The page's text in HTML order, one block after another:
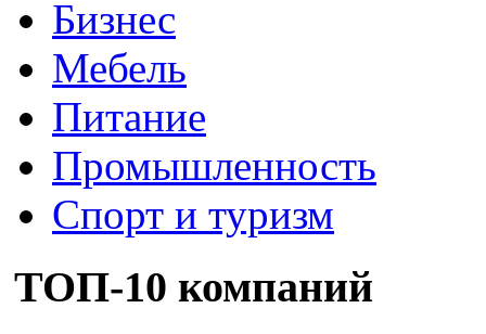
Бизнес
Мебель
Питание
Промышленность
Спорт и туризм
ТОП-10 компаний